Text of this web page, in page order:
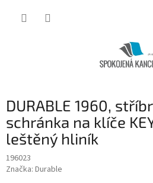
DURABLE 1960,
schránka na klíče
leštěný hliník
196023
Značka: Durable